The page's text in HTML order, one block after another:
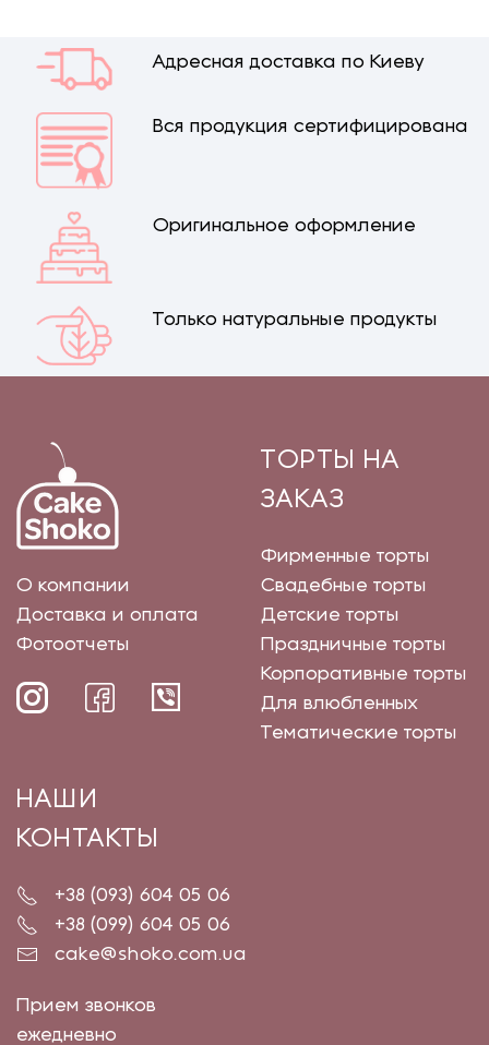
Адресная доставка по Киеву
Вся продукция сертифицирована
Оригинальное оформление
Только натуральные продукты
О компании
Доставка и оплата
Фотоотчеты
ТОРТЫ НА
ЗАКАЗ
Фирменные торты
Свадебные торты
Детские торты
Праздничные торты
Корпоративные торты
Для влюбленных
Тематические торты
НАШИ
КОНТАКТЫ
+38 (093) 604 05 06
+38 (099) 604 05 06
cake@shoko.com.ua
Прием звонков
ежедневно